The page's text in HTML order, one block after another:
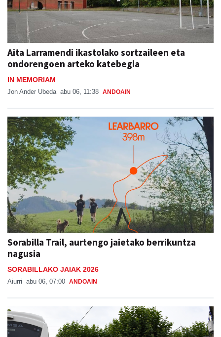
Aita Larramendi ikastolako sortzaileen eta
ondorengoen arteko katebegia
IN MEMORIAM
Jon Ander Ubeda abu 06, 11:38 ANDOAIN
Sorabilla Trail, aurtengo jaietako berrikuntza
nagusia
SORABILLAKO JAIAK 2026
Aiurri abu 06, 07:00 ANDOAIN